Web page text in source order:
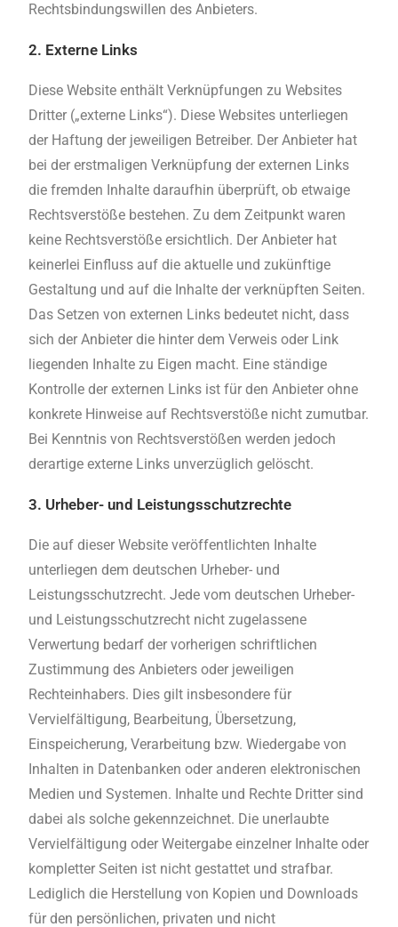
Rechtsbindungswillen des Anbieters.
2. Externe Links
Diese Website enthält Verknüpfungen zu Websites
Dritter („externe Links“). Diese Websites unterliegen
der Haftung der jeweiligen Betreiber. Der Anbieter hat
bei der erstmaligen Verknüpfung der externen Links
die fremden Inhalte daraufhin überprüft, ob etwaige
Rechtsverstöße bestehen. Zu dem Zeitpunkt waren
keine Rechtsverstöße ersichtlich. Der Anbieter hat
keinerlei Einfluss auf die aktuelle und zukünftige
Gestaltung und auf die Inhalte der verknüpften Seiten.
Das Setzen von externen Links bedeutet nicht, dass
sich der Anbieter die hinter dem Verweis oder Link
liegenden Inhalte zu Eigen macht. Eine ständige
Kontrolle der externen Links ist für den Anbieter ohne
konkrete Hinweise auf Rechtsverstöße nicht zumutbar.
Bei Kenntnis von Rechtsverstößen werden jedoch
derartige externe Links unverzüglich gelöscht.
3. Urheber- und Leistungsschutzrechte
Die auf dieser Website veröffentlichten Inhalte
unterliegen dem deutschen Urheber- und
Leistungsschutzrecht. Jede vom deutschen Urheber-
und Leistungsschutzrecht nicht zugelassene
Verwertung bedarf der vorherigen schriftlichen
Zustimmung des Anbieters oder jeweiligen
Rechteinhabers. Dies gilt insbesondere für
Vervielfältigung, Bearbeitung, Übersetzung,
Einspeicherung, Verarbeitung bzw. Wiedergabe von
Inhalten in Datenbanken oder anderen elektronischen
Medien und Systemen. Inhalte und Rechte Dritter sind
dabei als solche gekennzeichnet. Die unerlaubte
Vervielfältigung oder Weitergabe einzelner Inhalte oder
kompletter Seiten ist nicht gestattet und strafbar.
Lediglich die Herstellung von Kopien und Downloads
für den persönlichen, privaten und nicht